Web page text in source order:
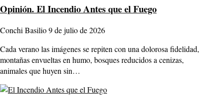
Opinión. El Incendio Antes que el Fuego
Conchi Basilio9 de julio de 2026
Cada verano las imágenes se repiten con una dolorosa fidelidad,
montañas envueltas en humo, bosques reducidos a cenizas,
animales que huyen sin…